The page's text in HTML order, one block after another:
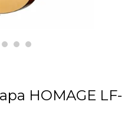
HOMAGE LF-